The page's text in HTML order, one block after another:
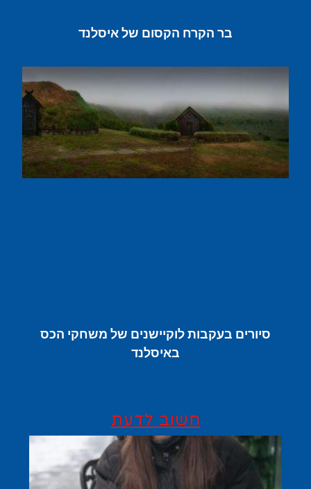
בר הקרח הקסום של איסלנד
סיורים בעקבות לוקיישנים של משחקי הכס
באיסלנד
חשוב לדעת